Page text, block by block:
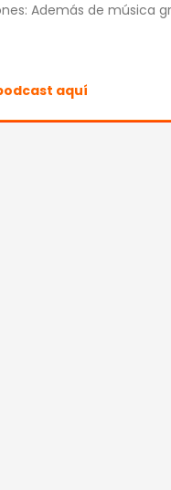
Además de música
aquí